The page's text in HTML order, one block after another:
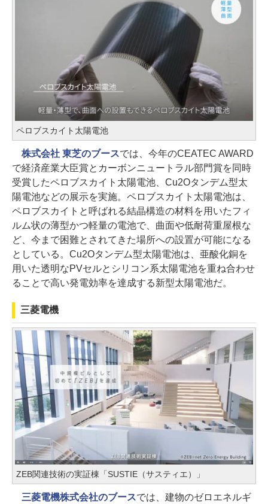
ペロブスカイト太陽電池
株式会社 東芝のブースでは、今年のCEATEC AWARD
で経済産業大臣賞とカーボンニュートラル部門賞を同時
受賞したペロブスカイト太陽電池、Cu2Oタンデム型太
陽電池などの展示を実施。ペロブスカイト太陽電池は、
ペロブスカイトと呼ばれる結晶構造の材料を用いたフィ
ルム状の薄型かつ軽量の電池で、曲面や低耐荷重屋根な
ど、今まで困難とされてきた場所への設置が可能になる
としている。Cu2Oタンデム型太陽電池は、亜酸化銅を
用いた透明なPVセルとシリコン系太陽電池を重ね合わせ
ることで高い発電効率を達成する新型太陽電池だ。
三菱電機
ZEB関連技術の実証棟「SUSTIE（サスティエ）」
三菱電機株式会社のブースでは、建物のゼロエネルギ